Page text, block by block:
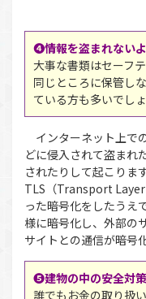
❹情報を盗まれない
大事な書類はセーフ
同じところに保管し
ている方も多いでしょ
インターネット上で
どに侵入されて盗まれ
されたりして起こりま
TLS（Transport Layer
った暗号化をしたうえ
様に暗号化し、外部の
サイトとの通信が暗号
❺建物の中の安全対策
誰でもお金の取り扱